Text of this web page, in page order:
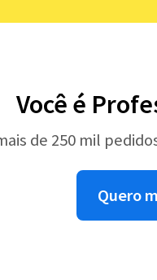
Você é
de 250 mil
Quero